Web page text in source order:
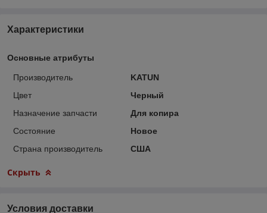
Характеристики
Основные атрибуты
Производитель
KATUN
Цвет
Черный
Назначение запчасти
Для копира
Состояние
Новое
Страна производитель
США
Скрыть
Условия доставки